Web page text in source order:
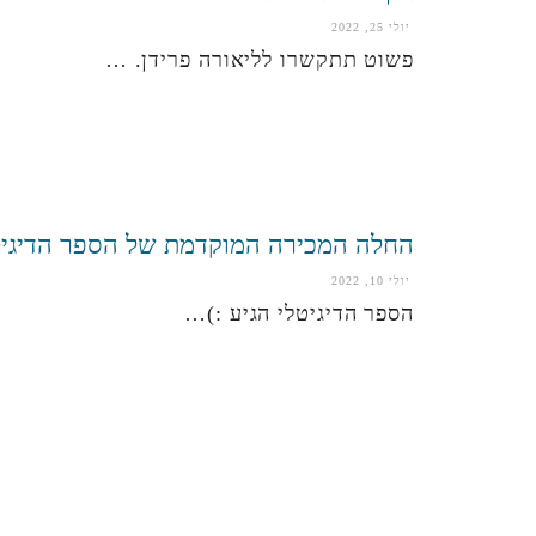
יולי 25, 2022
פשוט תתקשרו לליאורה פרידן. …
החלה המכירה המוקדמת של הספר
יולי 10, 2022
הספר הדיגיטלי הגיע :)…